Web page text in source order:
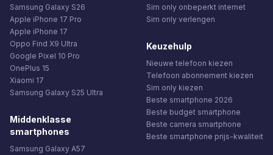
Samsung Galaxy S26
Apple iPhone 17 Pro
Apple iPhone 17
Oppo Find X9 Ultra
Google Pixel 10 Pro
OnePlus 15
Xiaomi 17
Samsung Galaxy S25 Ultra
Middenklasse
smartphones
Samsung Galaxy A57
Sim only onbeperkt internet
Sim only verlengen
Keuzehulp
Nieuwe telefoon kiezen
Telefoon abonnement kiezen
Sim only kiezen
Beste smartphone 2026
Beste budget smartphone
Beste camera smartphone
Beste smartphone prijs-kwaliteit